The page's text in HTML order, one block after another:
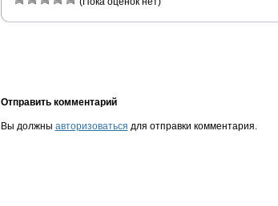
Отправить комментарий
Вы должны авторизоваться для отправки комментария.